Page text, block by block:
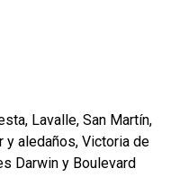
Lavalle, San Martín,
y aledaños, Victoria de
Darwin y Boulevard